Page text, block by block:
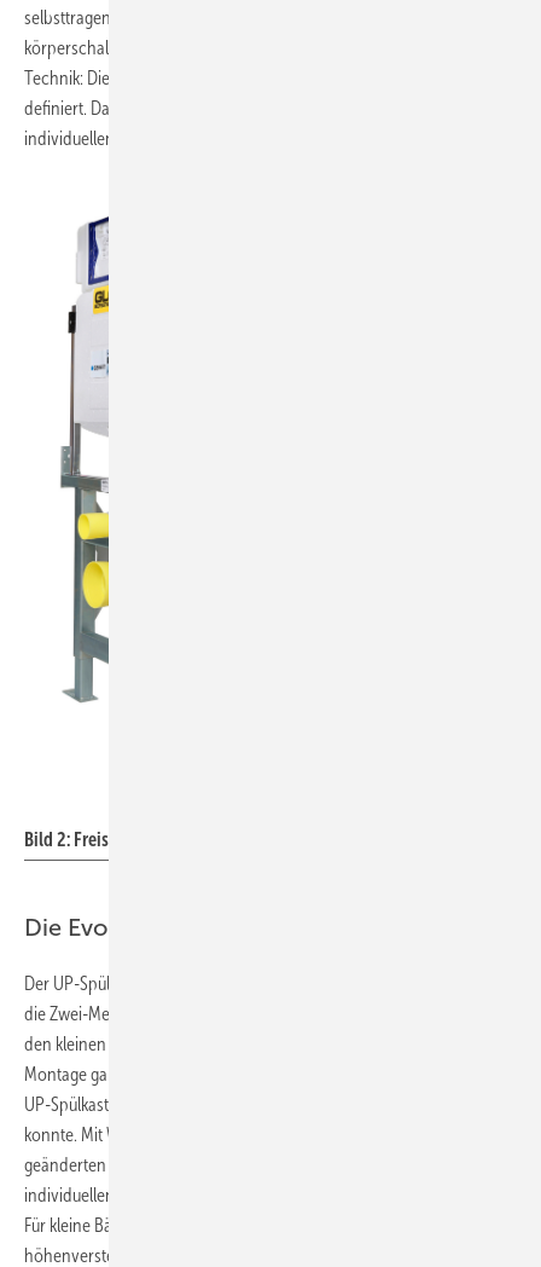
selbsttragende Wandkonstruktion. Die Rohrleitungen verschwinden
körperschallentkoppelt in der Konstruktion. Ein weiterer Vorteil dieser
Technik: Die Gewährleistung ist eindeutig durch den Hersteller
definiert. Damit war die Basis für den Weg von der Nasszelle zum
individuellen Badezimmer geschaffen.
Bild 2: Freistehendes WC-Element von Glock.
Die Evolution geht weiter
Der UP-Spülkasten wurde kontinuierlich weiterentwickelt. 1997 kam
die Zwei-Mengen-Spültechnologie mit definierten Spülmengen für
den kleinen und großen Toilettengang auf den Markt. Auch in puncto
Montage gab es Verbesserungen: 2002 wurde dem Fachhandwerk ein
UP-Spülkasten vorgestellt, der ohne Werkzeug montiert werden
konnte. Mit WC-Elementen in verschiedenen Höhen wurde den
geänderten Anforderungen an das Bauen, sukzessive an die
individuellen Ausprägungen von Badezimmern, Rechnung getragen.
Für kleine Bäder gab es fortan Ecklösungen, genauso wie
höhenverstellbare Elemente fürs WC.